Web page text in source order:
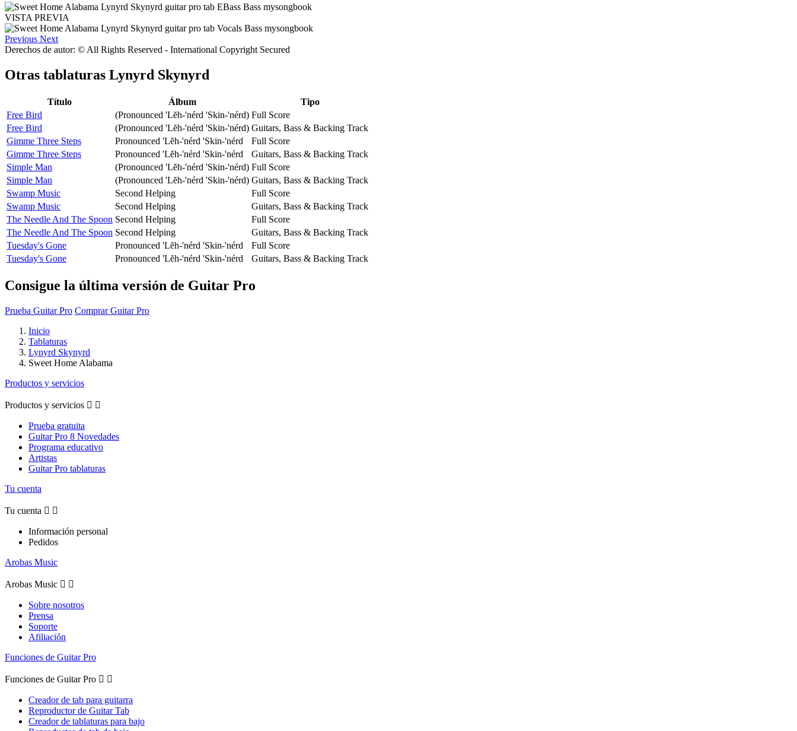
VISTA PREVIA
Previous Next
Derechos de autor: © All Rights Reserved - International Copyright Secured
Otras tablaturas Lynyrd Skynyrd
Título Álbum
Tipo
Free Bird
(Pronounced 'Lĕh-'nérd 'Skin-'nérd) Full Score
Free Bird
(Pronounced 'Lĕh-'nérd 'Skin-'nérd) Guitars, Bass & Backing Track
Gimme Three Steps
Pronounced 'Lĕh-'nérd 'Skin-'nérd
Full Score
Gimme Three Steps
Pronounced 'Lĕh-'nérd 'Skin-'nérd
Guitars, Bass & Backing Track
Simple Man
(Pronounced 'Lĕh-'nérd 'Skin-'nérd) Full Score
Simple Man
(Pronounced 'Lĕh-'nérd 'Skin-'nérd) Guitars, Bass & Backing Track
Swamp Music
Second Helping
Full Score
Swamp Music
Second Helping
Guitars, Bass & Backing Track
The Needle And The Spoon Second Helping
Full Score
The Needle And The Spoon Second Helping
Guitars, Bass & Backing Track
Tuesday's Gone
Pronounced 'Lĕh-'nérd 'Skin-'nérd
Full Score
Tuesday's Gone
Pronounced 'Lĕh-'nérd 'Skin-'nérd Guitars, Bass & Backing Track
Consigue la última versión de Guitar Pro
Prueba Guitar Pro Comprar Guitar Pro
Inicio
Tablaturas
Lynyrd Skynyrd
Sweet Home Alabama
Productos y servicios
Productos y servicios  
Prueba gratuita
Guitar Pro 8 Novedades
Programa educativo
Artistas
Guitar Pro tablaturas
Tu cuenta
Tu cuenta  
Información personal
Pedidos
Arobas Music
Arobas Music  
Sobre nosotros
Prensa
Soporte
Afiliación
Funciones de Guitar Pro
Funciones de Guitar Pro  
Creador de tab para guitarra
Reproductor de Guitar Tab
Creador de tablaturas para bajo